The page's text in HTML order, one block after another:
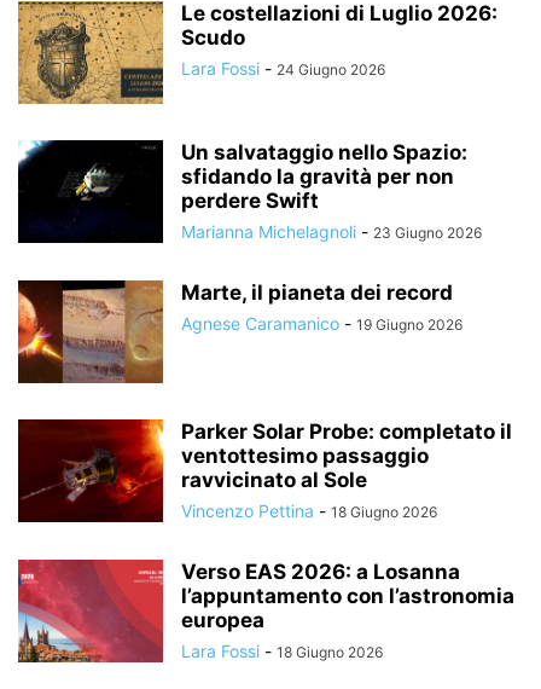
Le costellazioni di Luglio 2026:
Scudo
Lara Fossi - 24 Giugno 2026
Un salvataggio nello Spazio:
sfidando la gravità per non
perdere Swift
Marianna Michelagnoli - 23 Giugno 2026
Marte, il pianeta dei record
Agnese Caramanico - 19 Giugno 2026
Parker Solar Probe: completato il
ventottesimo passaggio
ravvicinato al Sole
Vincenzo Pettina - 18 Giugno 2026
Verso EAS 2026: a Losanna
l’appuntamento con l’astronomia
europea
Lara Fossi - 18 Giugno 2026